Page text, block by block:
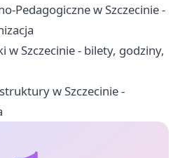
Pedagogiczne w Szczecinie -
Szczecinie - bilety, godziny,
w Szczecinie -